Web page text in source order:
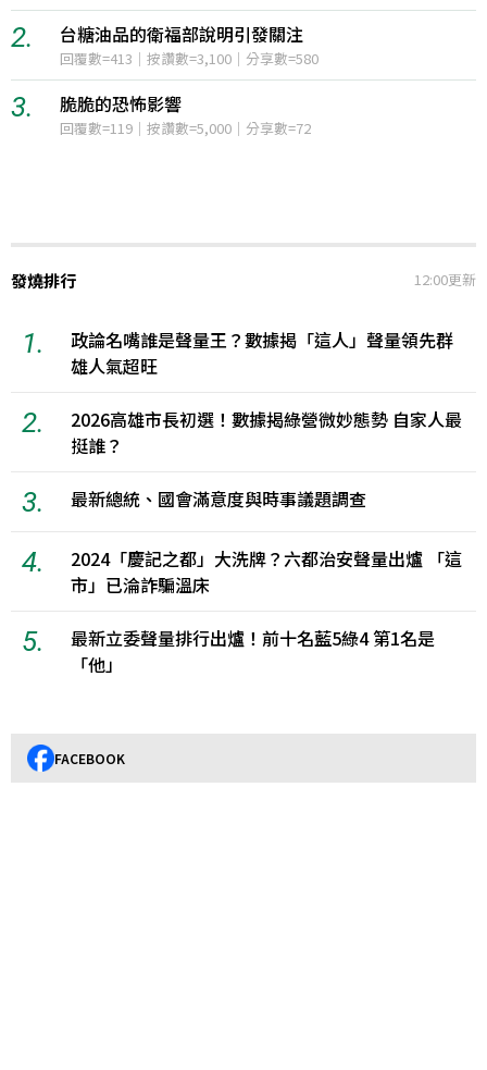
2. 台糖油品的衛福部說明引發關注
回覆數=413｜按讚數=3,100｜分享數=580
3. 脆脆的恐怖影響
回覆數=119｜按讚數=5,000｜分享數=72
發燒排行 12:00更新
1.
政論名嘴誰是聲量王？數據揭「這人」聲量領先群
雄人氣超旺
2.
2026高雄市長初選！數據揭綠營微妙態勢 自家人最
挺誰？
3. 最新總統、國會滿意度與時事議題調查
4.
2024「慶記之都」大洗牌？六都治安聲量出爐 「這
市」已淪詐騙溫床
5.
最新立委聲量排行出爐！前十名藍5綠4 第1名是
「他」
FACEBOOK